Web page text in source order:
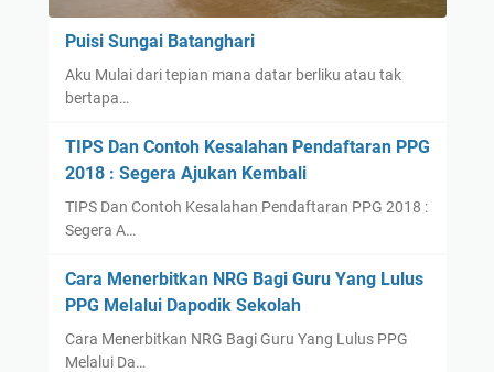
Puisi Sungai Batanghari
Aku Mulai dari tepian mana datar berliku atau tak
bertapa…
TIPS Dan Contoh Kesalahan Pendaftaran PPG
2018 : Segera Ajukan Kembali
TIPS Dan Contoh Kesalahan Pendaftaran PPG 2018 :
Segera A…
Cara Menerbitkan NRG Bagi Guru Yang Lulus
PPG Melalui Dapodik Sekolah
Cara Menerbitkan NRG Bagi Guru Yang Lulus PPG
Melalui Da…